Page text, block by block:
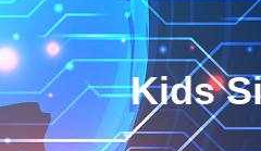
Kids